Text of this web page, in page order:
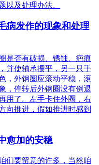
以及处理办法。
病发作的现象和处理
是否有破损、锈蚀、疤痕
并使轴承摆平，另一只手
，外钢圈应滚动平稳，滚
，停转后外钢圈没有倒退
用了。左手卡住外圈，右
向推进，假如推进时感到
愈加的安稳
们要留意的许多，当然咱